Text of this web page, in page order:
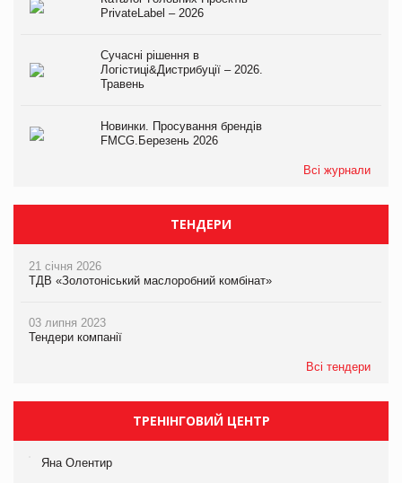
PrivateLabel – 2026
Сучасні рішення в
Логістиці&Дистрибуції – 2026.
Травень
Новинки. Просування брендів
FMCG.Березень 2026
Всі журнали
ТЕНДЕРИ
21 січня 2026
ТДВ «Золотоніський маслоробний комбінат»
03 липня 2023
Тендери компанії
Всі тендери
ТРЕНІНГОВИЙ ЦЕНТР
Яна Олентир